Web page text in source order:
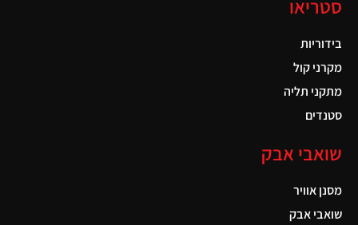
סטריאו
בידוריות
מקרני קול
מתקני תליה
סטנדים
שואבי אבק
מסנן אוויר
שואבי אבק